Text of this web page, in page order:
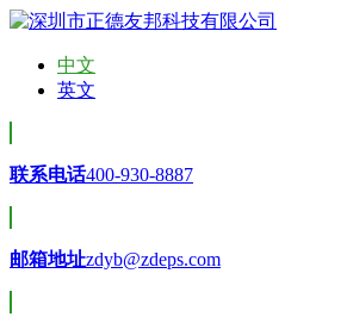
中文
英文
联系电话400-930-8887
邮箱地址zdyb@zdeps.com